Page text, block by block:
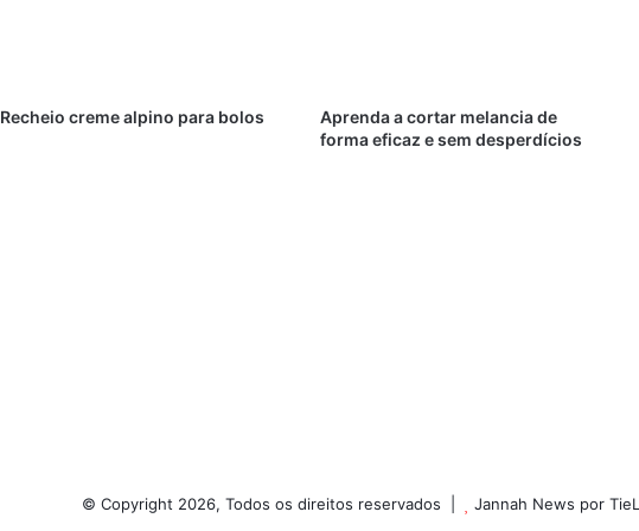
Recheio creme alpino para bolos
Aprenda a cortar melancia de
forma eficaz e sem desperdícios
© Copyright 2026, Todos os direitos reservados |
Jannah News por